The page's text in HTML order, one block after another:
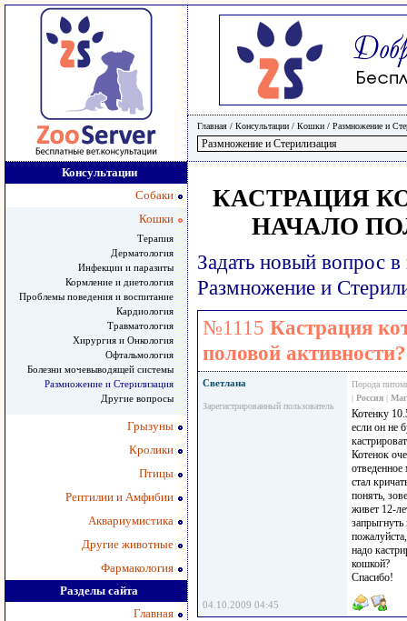
Главная / Консультации / Кошки / Размножение и
Консультации
Собаки
Кошки
Терапия
Дерматология
Инфекции и паразиты
Кормление и диетология
Проблемы поведения и воспитание
Кардиология
Травматология
Хирургия и Онкология
Офтальмология
Болезни мочевыводящей системы
Размножение и Стерилизация
Другие вопросы
Грызуны
Кролики
Птицы
Рептилии и Амфибии
Аквариумистика
Другие животные
Фармакология
Разделы сайта
Главная
КАСТРАЦИЯ
НАЧАЛО
Задать новый вопрос
Размножение и
№1115 Кастрация
половой активности?
Светлана
Зарегистрированный пользователь
Порода
| Россия |
Котенку
если он не
Котенок
стал
понять,
живет 12-
запрыгнуть
надо
кошкой?
Спасибо!
04.10.2009 04:45